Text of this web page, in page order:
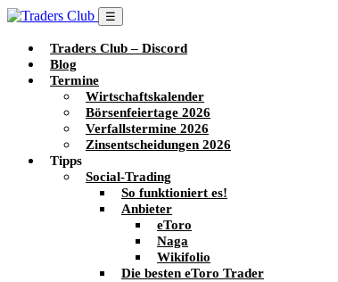
☰
Traders Club – Discord
Blog
Termine
Wirtschaftskalender
Börsenfeiertage 2026
Verfallstermine 2026
Zinsentscheidungen 2026
Tipps
Social-Trading
So funktioniert es!
Anbieter
eToro
Naga
Wikifolio
Die besten eToro Trader